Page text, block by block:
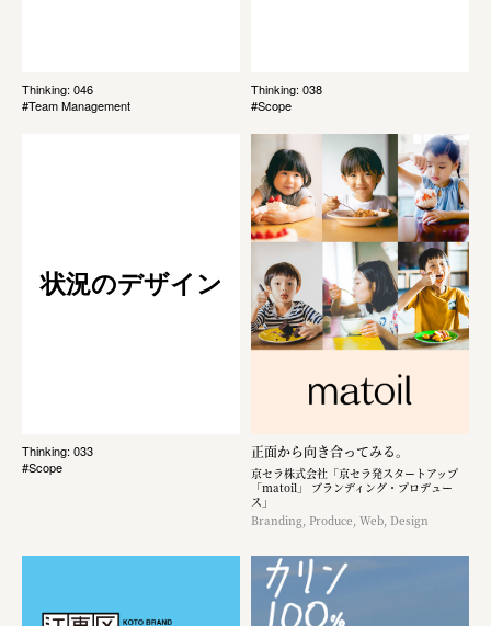
Thinking: 046
#Team Management
Thinking: 038
#Scope
状況のデザイン
Thinking: 033
#Scope
正面から向き合ってみる。
京セラ株式会社「京セラ発スタートアップ
「matoil」 ブランディング・プロデュー
ス」
Branding, Produce, Web, Design